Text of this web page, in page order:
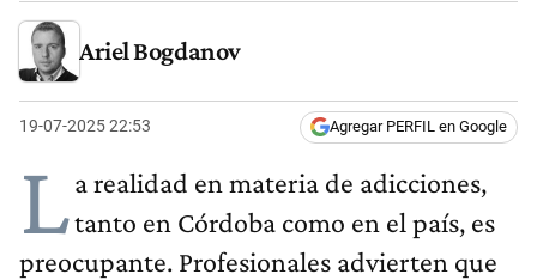
Ariel Bogdanov
19-07-2025 22:53 Agregar PERFIL en Google
La realidad en materia de adicciones,
tanto en Córdoba como en el país, es
preocupante. Profesionales advierten que